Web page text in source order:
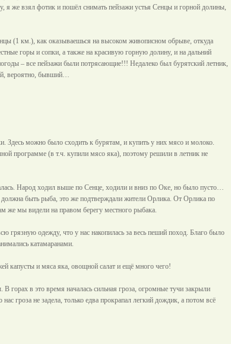
же взял фотик и пошёл снимать пейзажи устья Сенцы и горной долины,
(1 км.), как оказываешься на высоком живописном обрыве, откуда
горы и сопки, а также на красивую горную долину, и на дальний
– все пейзажи были потрясающие!!! Недалеко был бурятский летник,
вероятно, бывший…
Здесь можно было сходить к бурятам, и купить у них мясо и молоко.
программе (в т.ч. купили мясо яка), поэтому решили в летник не
Народ ходил выше по Сенце, ходили и вниз по Оке, но было пусто…
быть рыба, это же подтверждали жители Орлика. От Орлика по
же мы видели на правом берегу местного рыбака.
грязную одежду, что у нас накопилась за весь пеший поход. Благо было
катамаранами.
капусты и мяса яка, овощной салат и ещё много чего!
горах в это время началась сильная гроза, огромные тучи закрыли
гроза не задела, только едва прокрапал легкий дождик, а потом всё